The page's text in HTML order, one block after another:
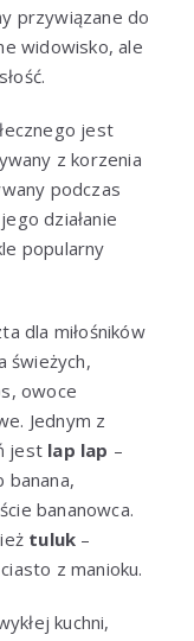
przywiązane do
widowisko, ale
jest
z korzenia
podczas
działanie
popularny
dla miłośników
świeżych,
owoce
Jednym z
jest lap lap –
banana,
bananowca.
tuluk –
z manioku.
kuchni,